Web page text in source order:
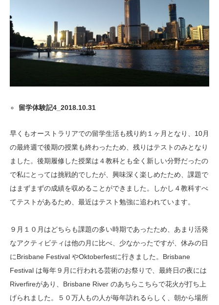
留学体験記4_2018.10.31
早くもオーストラリアでの留学生活も残り約１ヶ月となり、10月
の最終週で後期の授業も終わったため、残りはテストのみとなり
ました。後期履修した授業は４教科とも全く新しい分野だったの
で私にとっては挑戦的でしたが、興味深く楽しめたため、課題で
はまずまずの成績を収めることができました。しかし４教科すべ
てテストがあるため、最近はテスト勉強に追われています。
９月１０月はどちらも課題の多い時期であったため、あまり活発
なアクティビティは他の月に比べ、少なかったですが、休みの日
にBrisbane Festival やOktoberfestに行きました。Brisbane
Festival は毎年９月に行われる芸術のお祭りで、最終日の夜には
Riverfireがあり、Brisbane River のあちらこちらで花火が打ち上
げられました。５０万人もの人が毎年訪れるらしく、朝から場所